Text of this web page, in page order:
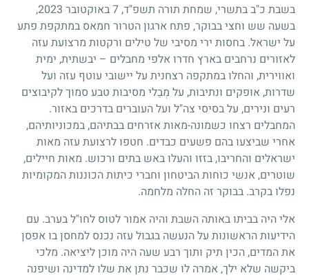
בשבת כ"ב בתשרי, שמחת תורה תשפ"ד, 7 באוקטובר 2023,
בשעה שש וחצי בבוקר, פתח ארגון הטרור חמאס במתקפת פתע
על ישראל. בחסות ירי מסיבי של טילים ורקטות מרצועת עזה
לאזורים נרחבים בארץ חדרו אלפי מחבלים – יבשתית, ימית
ואווירית, והחלו במתקפה רצחנית על יישובי עוטף עזה ועל
שדרות, אופקים ונתיבות, על מְבַלי מסיבות טבע סמוך לקיבוצים
רעים ונירים, על בסיסי צה"ל ועל העוברים בדרכים באזור.
המחבלים רצחו כשמונה-מאות אזרחים בבתיהם, במכוניותיהם,
אחרי שביצעו בהם פשעים כבדים. חטפו לרצועת עזה מאות
ישראלים והחריבו, בזזו והעלו באש בתים ורכוש. מאות חיילים,
שוטרים, אנשי כוחות הביטחון וחברי כיתות הכוננות המקומיות
נפלו בקרב. בבוקר זה החלה מלחמה.
אלי היה בביתו באותה השבת והיה אמור לטוס לחו"ל בערב. עם
הידיעות הראשונות על הנעשה בגבול עזה נכנס למחסן בו אפסן
את המדים, הכין תיק ותוך רבע שעה היה מוכן ליציאה. מלכי
ביקשה שלא ילך, אמרה לו שכבר נתן את שלו למדינה ושיפנה